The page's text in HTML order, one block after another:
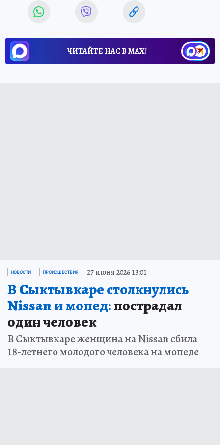
ЧИТАЙТЕ НАС В МАХ!
НОВОСТИ ПРОИСШЕСТВИЯ 27 июня 2026 13:01
В Сыктывкаре столкнулись
Nissan и мопед:пострадал
один человек
В Сыктывкаре женщина на Nissan сбила
18-летнего молодого человека на мопеде